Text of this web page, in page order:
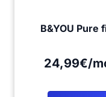
B&YOU Pure
24,99€/